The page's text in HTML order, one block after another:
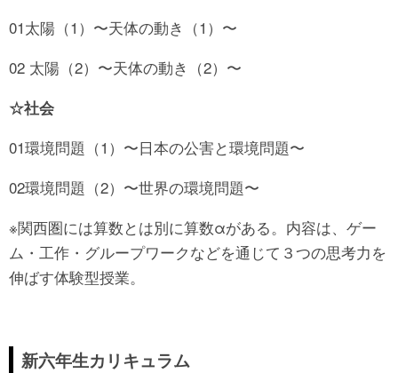
01太陽（1）〜天体の動き（1）〜
02 太陽（2）〜天体の動き（2）〜
☆社会
01環境問題（1）〜日本の公害と環境問題〜
02環境問題（2）〜世界の環境問題〜
※関西圏には算数とは別に算数αがある。内容は、ゲー
ム・工作・グループワークなどを通じて３つの思考力を
伸ばす体験型授業。
新六年生カリキュラム